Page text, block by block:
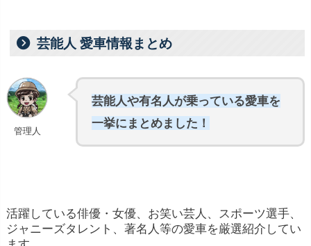
芸能人 愛車情報まとめ
管理人
芸能人や有名人が乗っている愛車を
一挙にまとめました！
活躍している俳優・女優、お笑い芸人、スポーツ選手、
ジャニーズタレント、著名人等の愛車を厳選紹介してい